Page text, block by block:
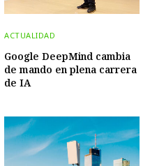
ACTUALIDAD
Google DeepMind cambia
de mando en plena carrera
de IA